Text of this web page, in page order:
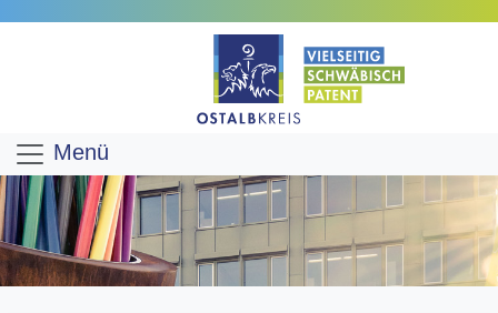
Menü